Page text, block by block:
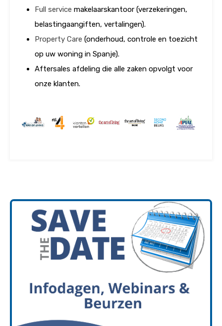
Full service makelaarskantoor (verzekeringen,
belastingaangiften, vertalingen).
Property Care (onderhoud, controle en toezicht
op uw woning in Spanje).
Aftersales afdeling die alle zaken opvolgt voor
onze klanten.